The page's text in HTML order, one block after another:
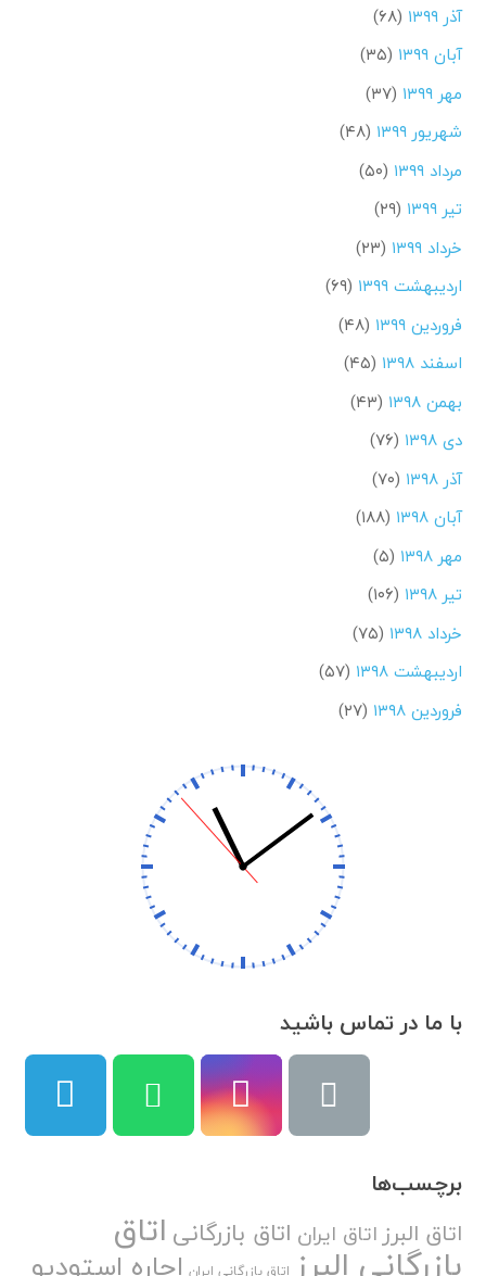
آذر ۱۳۹۹
(۶۸)
آبان ۱۳۹۹
(۳۵)
مهر ۱۳۹۹
(۳۷)
شهریور ۱۳۹۹
(۴۸)
مرداد ۱۳۹۹
(۵۰)
تیر ۱۳۹۹
(۲۹)
خرداد ۱۳۹۹
(۲۳)
اردیبهشت ۱۳۹۹
(۶۹)
فروردین ۱۳۹۹
(۴۸)
اسفند ۱۳۹۸
(۴۵)
بهمن ۱۳۹۸
(۴۳)
دی ۱۳۹۸
(۷۶)
آذر ۱۳۹۸
(۷۰)
آبان ۱۳۹۸
(۱۸۸)
مهر ۱۳۹۸
(۵)
تیر ۱۳۹۸
(۱۰۶)
خرداد ۱۳۹۸
(۷۵)
اردیبهشت ۱۳۹۸
(۵۷)
فروردین ۱۳۹۸
(۲۷)
با ما در تماس باشید
برچسب‌ها
اتاق البرز اتاق ایران اتاق بازرگانی اتاق
بازرگانی البرز اتاق بازرگانی ایران اجاره استودیو